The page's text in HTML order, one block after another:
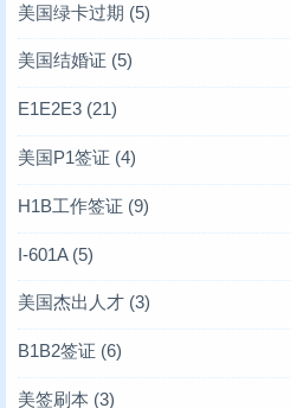
美国绿卡过期 (5)
美国结婚证 (5)
E1E2E3 (21)
美国P1签证 (4)
H1B工作签证 (9)
I-601A(5)
美国杰出人才 (3)
B1B2签证 (6)
美签刷本 (3)